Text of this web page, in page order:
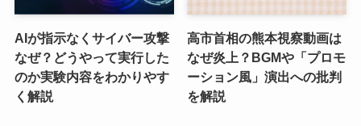
AIが指示なくサイバー攻撃
なぜ？どうやって実行した
のか実験内容をわかりやす
く解説
高市首相の熊本視察動画は
なぜ炎上？BGMや「プロモ
ーション風」演出への批判
を解説